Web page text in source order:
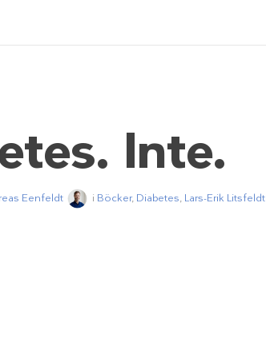
Inte.
Eenfeldt i Böcker, Diabetes, Lars-Erik Litsfeldt